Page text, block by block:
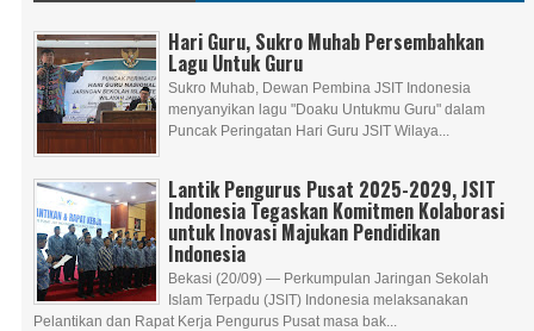
Hari Guru, Sukro Muhab Persembahkan
Lagu Untuk Guru
Sukro Muhab, Dewan Pembina JSIT Indonesia
menyanyikan lagu "Doaku Untukmu Guru" dalam
Puncak Peringatan Hari Guru JSIT Wilaya...
Lantik Pengurus Pusat 2025-2029, JSIT
Indonesia Tegaskan Komitmen Kolaborasi
untuk Inovasi Majukan Pendidikan
Indonesia
Bekasi (20/09) — Perkumpulan Jaringan Sekolah
Islam Terpadu (JSIT) Indonesia melaksanakan
Pelantikan dan Rapat Kerja Pengurus Pusat masa bak...